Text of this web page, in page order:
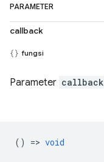
PARAMETER
callback
fungsi
Parameter callback
() => void